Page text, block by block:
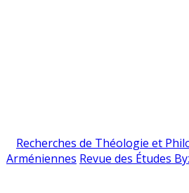
Recherches de Théologie et
Arméniennes Revue des Études